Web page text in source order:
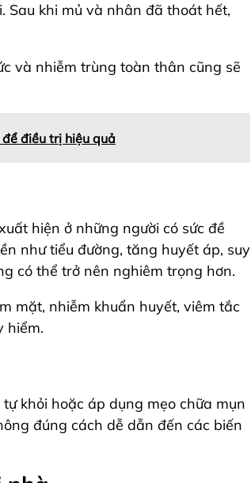
Sau khi mủ và nhân đã thoát hết,
và nhiễm trùng toàn thân cũng sẽ
điều trị hiệu quả
hiện ở những người có sức đề
như tiểu đường, tăng huyết áp, suy
có thể trở nên nghiêm trọng hơn.
mặt, nhiễm khuẩn huyết, viêm tắc
hiểm.
khỏi hoặc áp dụng mẹo chữa mụn
đúng cách dễ dẫn đến các biến